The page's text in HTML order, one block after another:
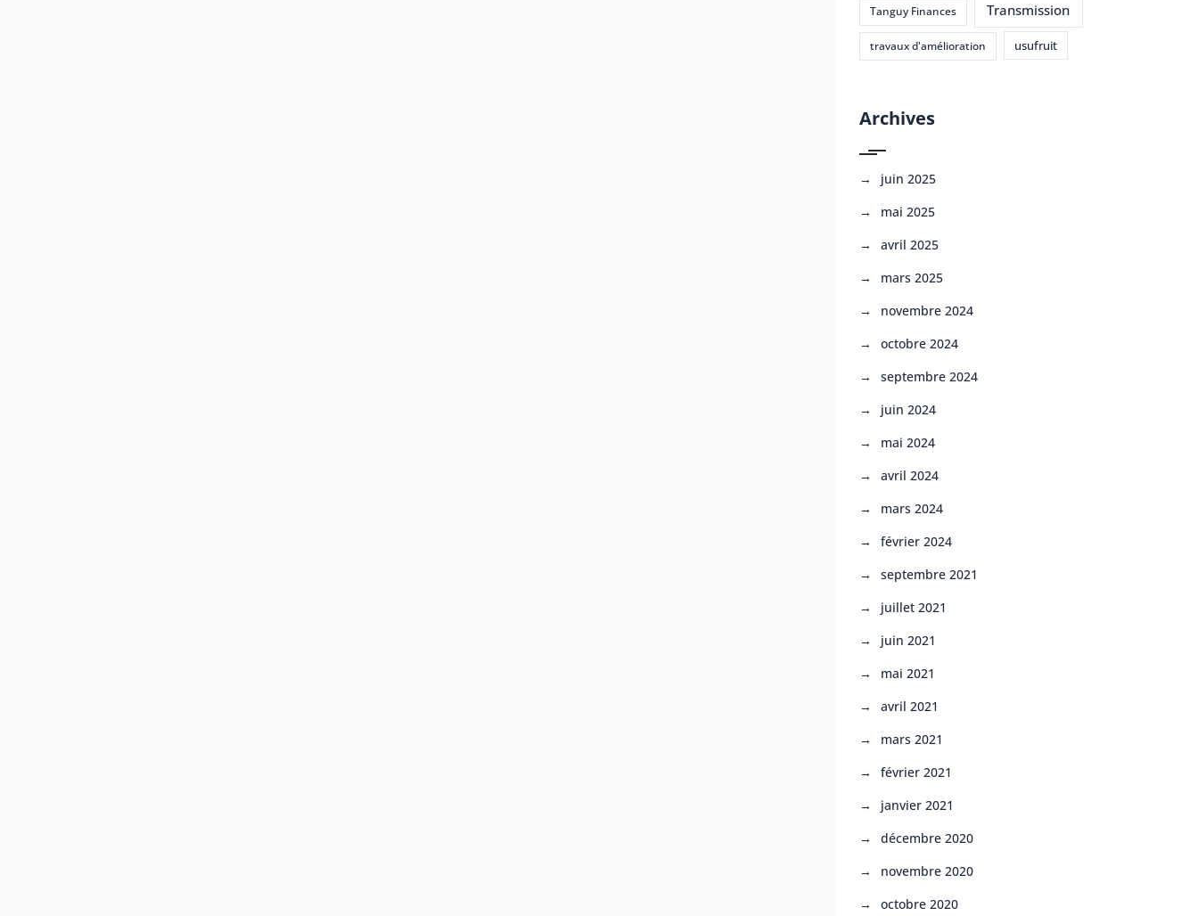
Tanguy Finances Transmission
travaux d'amélioration usufruit
Archives
juin 2025
mai 2025
avril 2025
mars 2025
novembre 2024
octobre 2024
septembre 2024
juin 2024
mai 2024
avril 2024
mars 2024
février 2024
septembre 2021
juillet 2021
juin 2021
mai 2021
avril 2021
mars 2021
février 2021
janvier 2021
décembre 2020
novembre 2020
octobre 2020